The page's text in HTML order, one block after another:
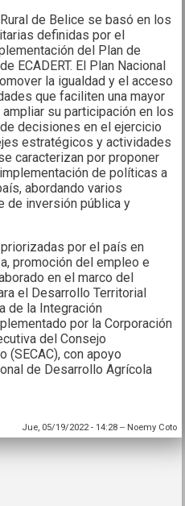
de Belice se basó en los
definidas por el
del Plan de
ECADERT. El Plan Nacional
la igualdad y el acceso
que faciliten una mayor
su participación en los
decisiones en el ejercicio
estratégicos y actividades
caracterizan por proponer
de políticas a
abordando varios
de inversión pública y
por el país en
promoción del empleo e
en el marco del
el Desarrollo Territorial
de la Integración
por la Corporación
del Consejo
(SECAC), con apoyo
de Desarrollo Agrícola
Jue, 05/19/2022 - 14:28-- Noemy Coto